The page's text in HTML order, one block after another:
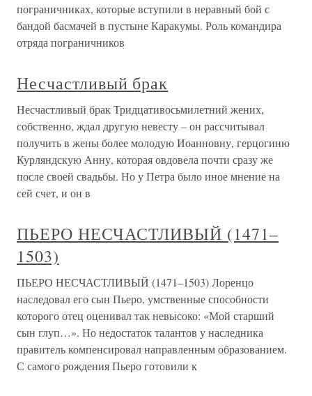
пограничниках, которые вступили в неравный бой с
бандой басмачей в пустыне Каракумы. Роль командира
отряда пограничников
Несчастливый брак
Несчастливый брак Тридцативосьмилетний жених,
собственно, ждал другую невесту – он рассчитывал
получить в жены более молодую Иоанновну, герцогиню
Курляндскую Анну, которая овдовела почти сразу же
после своей свадьбы. Но у Петра было иное мнение на
сей счет, и он в
ПЬЕРО НЕСЧАСТЛИВЫЙ (1471–
1503)
ПЬЕРО НЕСЧАСТЛИВЫЙ (1471–1503) Лоренцо
наследовал его сын Пьеро, умственные способности
которого отец оценивал так невысоко: «Мой старший
сын глуп…». Но недостаток талантов у наследника
правитель компенсировал направленным образованием.
С самого рождения Пьеро готовили к